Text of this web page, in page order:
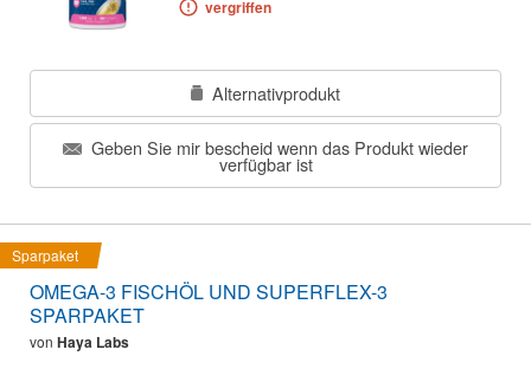
vergriffen
Alternativprodukt
Geben Sie mir bescheid wenn das Produkt wieder
verfügbar ist
Sparpaket
OMEGA-3 FISCHÖL UND SUPERFLEX-3
SPARPAKET
von Haya Labs